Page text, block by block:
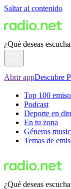
Saltar al contenido
¿Qué deseas
Abrir appDescubre
Top 100
Podcast
Deporte en
En tu zona
Géneros
Temas de
¿Qué deseas